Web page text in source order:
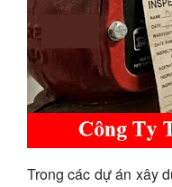
Trong các dự án xây